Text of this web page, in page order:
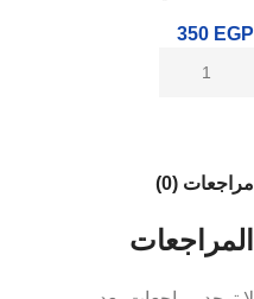
350 EGP
مراجعات (0)
المراجعات